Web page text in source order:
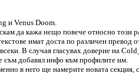
и Venus Doom.
да кажа нещо повече относно
имат доста по различен
В случая гласувах доверие на
съм добавял инфо към профилите им.
в него ще намерите новата